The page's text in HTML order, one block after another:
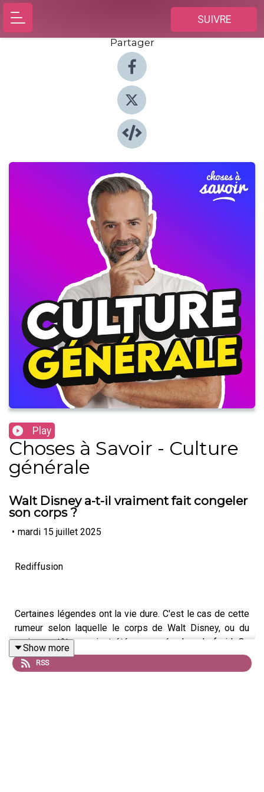
SUIVRE
Partager
Play
Choses à Savoir - Culture
générale
Walt Disney a-t-il vraiment fait congeler
son corps ?
• mardi 15 juillet 2025
Rediffusion
Certaines légendes ont la vie dure. C'est le cas de cette
rumeur selon laquelle le corps de Walt Disney, ou du
moins sa tête, auraient été conservés dans le froid. On
prétend même que ces reliques se trouveraient
aujourd'hui dans l'un des parcs d'attractions placés sous
Show more
RSS